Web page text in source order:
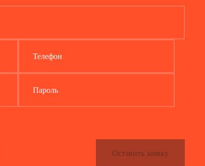
Телефон
Пароль
Оставить заявку